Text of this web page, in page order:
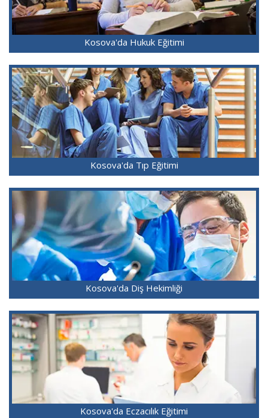
Kosova'da Hukuk Eğitimi
Kosova'da Tıp Eğitimi
Kosova'da Diş Hekimliği
Kosova'da Eczacılık Eğitimi